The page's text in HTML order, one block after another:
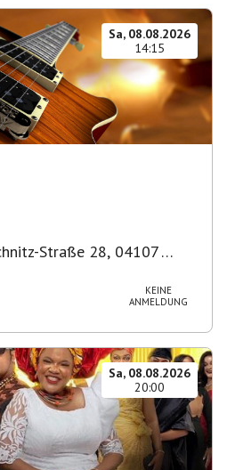
Sa, 08.08.2026
14:15
Straße 28, 04107
KEINE
ANMELDUNG
Sa, 08.08.2026
20:00